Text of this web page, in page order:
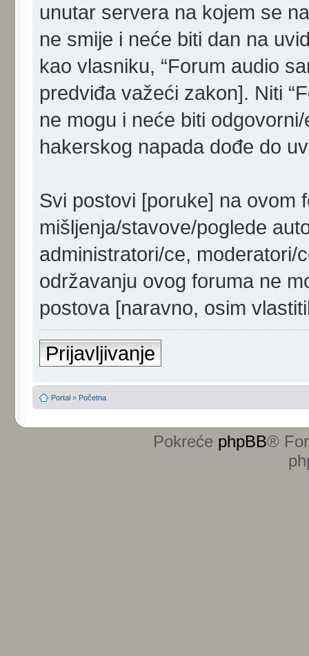
unutar servera na kojem se
ne smije i neće biti dan na
kao vlasniku, “Forum audio
predviđa važeći zakon]. Niti
ne mogu i neće biti
hakerskog napada dođe do
Svi postovi [poruke] na ovom
mišljenja/stavove/poglede
administratori/ce, moderatori/
održavanju ovog foruma ne
postova [naravno, osim
Prijavljivanje
Portal » Početna
Pokreće phpBB®